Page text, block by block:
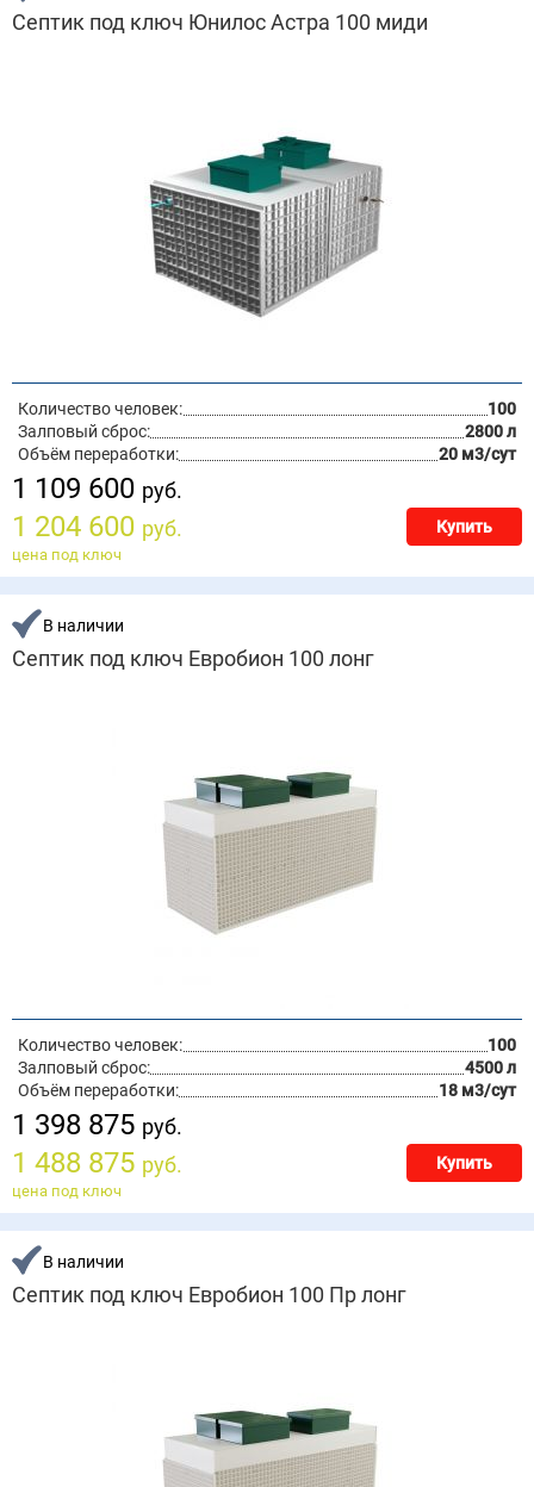
Септик под ключ Юнилос Астра 100 миди
Количество человек:
100
Залповый сброс:
2800 л
Объём переработки:
20 м3/сут
1 109 600 руб.
1 204 600 руб. Купить
цена под ключ
В наличии
Септик под ключ Евробион 100 лонг
Количество человек:
100
Залповый сброс:
4500 л
Объём переработки:
18 м3/сут
1 398 875 руб.
1 488 875 руб. Купить
цена под ключ
В наличии
Септик под ключ Евробион 100 Пр лонг